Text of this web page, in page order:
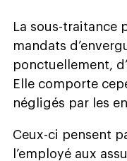
La sous-traitance
mandats
ponctuellement,
Elle comporte
négligés par les
Ceux-ci pensent
l’employé aux